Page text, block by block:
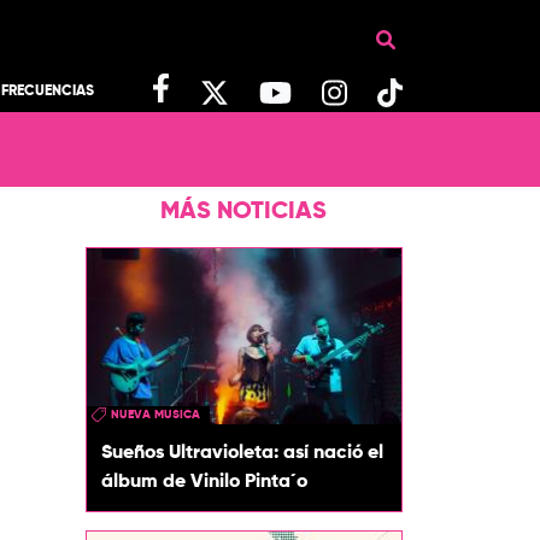
FRECUENCIAS
MÁS NOTICIAS
NUEVA MUSICA
Sueños Ultravioleta: así nació el
álbum de Vinilo Pinta´o